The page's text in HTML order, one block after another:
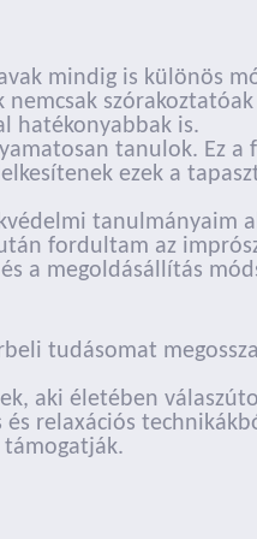
mindig is különös
hatékonyabbak is.
tanulok. Ez a
ezek a
tanulmányaim
fordultam az
a megoldásállítás
tudásomat
aki életében
relaxációs
támogatják.